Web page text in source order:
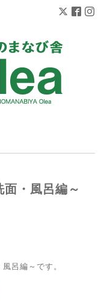
・風呂編～
呂編～です。